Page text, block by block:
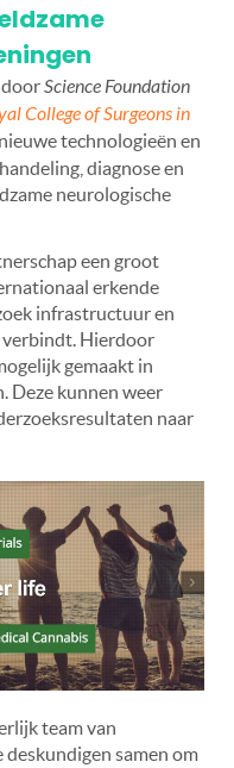
Science Foundation
College of Surgeons in
technologieën en
diagnose en
neurologische
een groot
erkende
infrastructuur en
verbindt. Hierdoor
gemaakt in
Deze kunnen weer
naar
team van
samen om